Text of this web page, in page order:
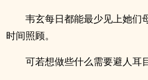
韦玄每日都能最少见上她们
时间照顾。
可若想做些什么需要避人耳